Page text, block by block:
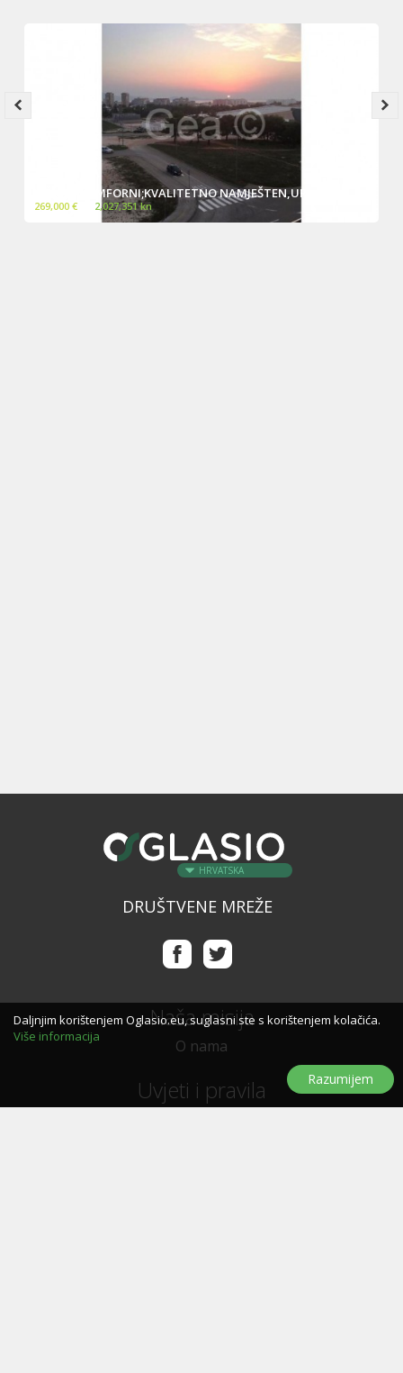
VIŠNJIK-KOMFORNI;KVALITETNO NAMJEŠTEN,UR...
269,000 € 2,027,351 kn
HRVATSKA
DRUŠTVENE MREŽE
Naša misija
O nama
Uvjeti i pravila
Daljnjim korištenjem Oglasio.eu, suglasni ste s korištenjem kolačića.
Više informacija
Razumijem